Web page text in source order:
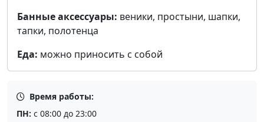
Банные аксессуары: веники, простыни, шапки,
тапки, полотенца
Еда: можно приносить с собой
Время работы:
ПН: с 08:00 до 23:00